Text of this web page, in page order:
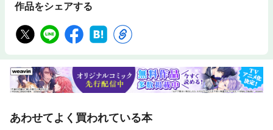
作品をシェアする
あわせてよく買われている本